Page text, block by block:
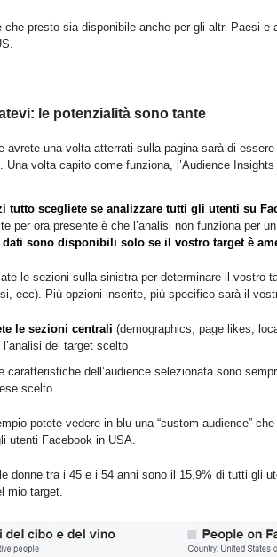
che presto sia disponibile anche per gli altri Paesi
le potenzialità sono tante
avrete una volta atterrati sulla pagina sarà di
Una volta capito come funziona, l’Audience
tutto scegliete se analizzare tutti gli utenti su
per ora presente è che l’analisi non funziona per
sono disponibili solo se il vostro target è
le sezioni sulla sinistra per determinare il vostro
ecc). Più opzioni inserite, più specifico sarà il
le sezioni centrali (demographics, page likes,
l’analisi del target scelto
caratteristiche dell’audience selezionata sono
scelto.
potete vedere in blu una “custom audience”
utenti Facebook in USA.
donne tra i 45 e i 54 anni sono il 15,9% di tutti gli
mio target.